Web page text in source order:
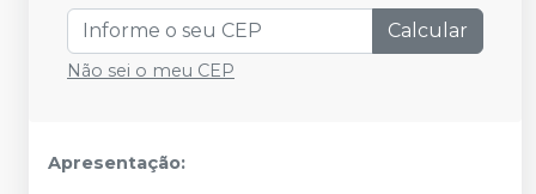
Calcular
Não sei o meu CEP
Apresentação: